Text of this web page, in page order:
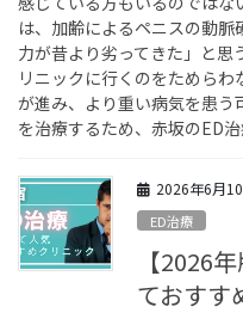
は、加齢によるペニスの動
力が昔より劣ってきた」と思
リニックに行くのをためら
が進み、より重い病気を患う
を治療するため、赤坂のED
2026年6月
ED治療
【2026
ておすす